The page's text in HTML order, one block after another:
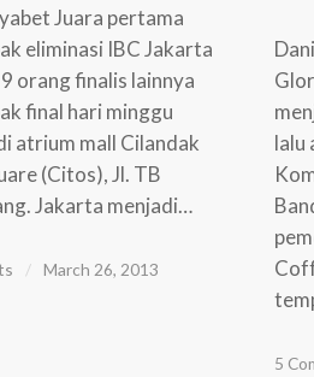
Juara pertama
eliminasi IBC Jakarta
orang finalis lainnya
final hari minggu
atrium mall Cilandak
(Citos), Jl. TB
Jakarta menjadi…
/ March 26, 2013
lalu
5